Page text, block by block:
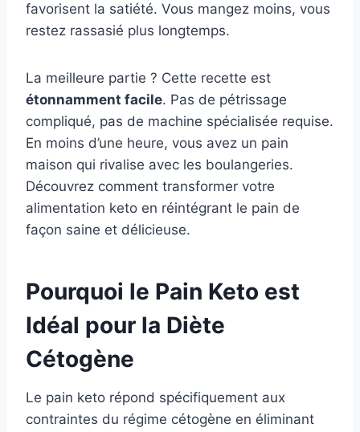
favorisent la satiété. Vous mangez moins, vous
restez rassasié plus longtemps.
La meilleure partie ? Cette recette est
étonnamment facile. Pas de pétrissage
compliqué, pas de machine spécialisée requise.
En moins d’une heure, vous avez un pain
maison qui rivalise avec les boulangeries.
Découvrez comment transformer votre
alimentation keto en réintégrant le pain de
façon saine et délicieuse.
Pourquoi le Pain Keto est
Idéal pour la Diète
Cétogène
Le pain keto répond spécifiquement aux
contraintes du régime cétogène en éliminant